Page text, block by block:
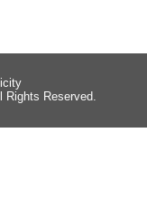
Rights Reserved.